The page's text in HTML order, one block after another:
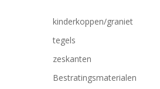
kinderkoppen/graniet
tegels
zeskanten
Bestratingsmaterialen